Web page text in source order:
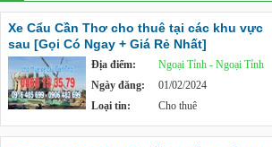
Xe Cẩu Cần Thơ cho thuê tại các khu vực
sau [Gọi Có Ngay + Giá Rẻ Nhất]
Địa điểm:
Ngoại Tỉnh - Ngoại Tỉnh
Ngày đăng:
01/02/2024
Loại tin:
Cho thuê